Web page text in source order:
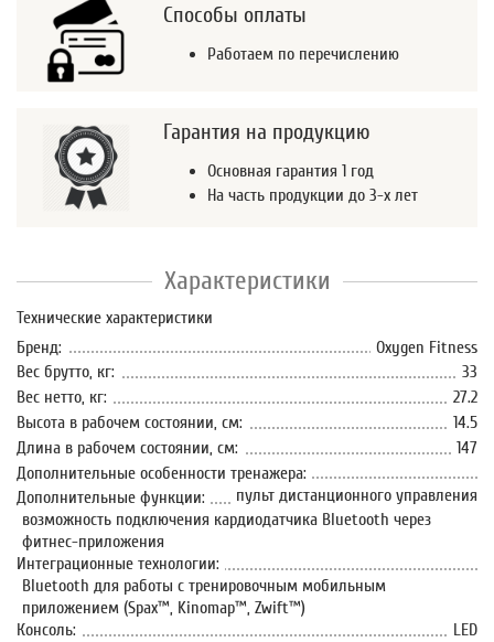
Способы оплаты
Работаем по перечислению
Гарантия на продукцию
Основная гарантия 1 год
На часть продукции до 3-х лет
Характеристики
Технические характеристики
Бренд:
Oxygen Fitness
Вес брутто, кг:
33
Вес нетто, кг:
27.2
Высота в рабочем состоянии, см:
14.5
Длина в рабочем состоянии, см:
147
Дополнительные особенности тренажера:
пульт дистанционного управления
Дополнительные функции:
возможность подключения кардиодатчика Bluetooth через
фитнес-приложения
Интеграционные технологии:
Bluetooth для работы с тренировочным мобильным
приложением (Spax™, Kinomap™, Zwift™)
Консоль:
LED